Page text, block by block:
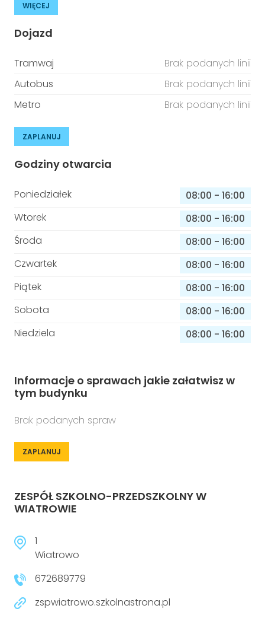
WIĘCEJ
Dojazd
Tramwaj
Brak podanych linii
Autobus
Brak podanych linii
Metro
Brak podanych linii
ZAPLANUJ
Godziny otwarcia
Poniedziałek 08:00 - 16:00
Wtorek
08:00 - 16:00
Środa
08:00 - 16:00
Czwartek
08:00 - 16:00
Piątek
08:00 - 16:00
Sobota
08:00 - 16:00
Niedziela
08:00 - 16:00
Informacje o sprawach jakie załatwisz w
tym budynku
Brak podanych spraw
ZAPLANUJ
ZESPÓŁ SZKOLNO-PRZEDSZKOLNY W
WIATROWIE
1
Wiatrowo
672689779
zspwiatrowo.szkolnastrona.pl